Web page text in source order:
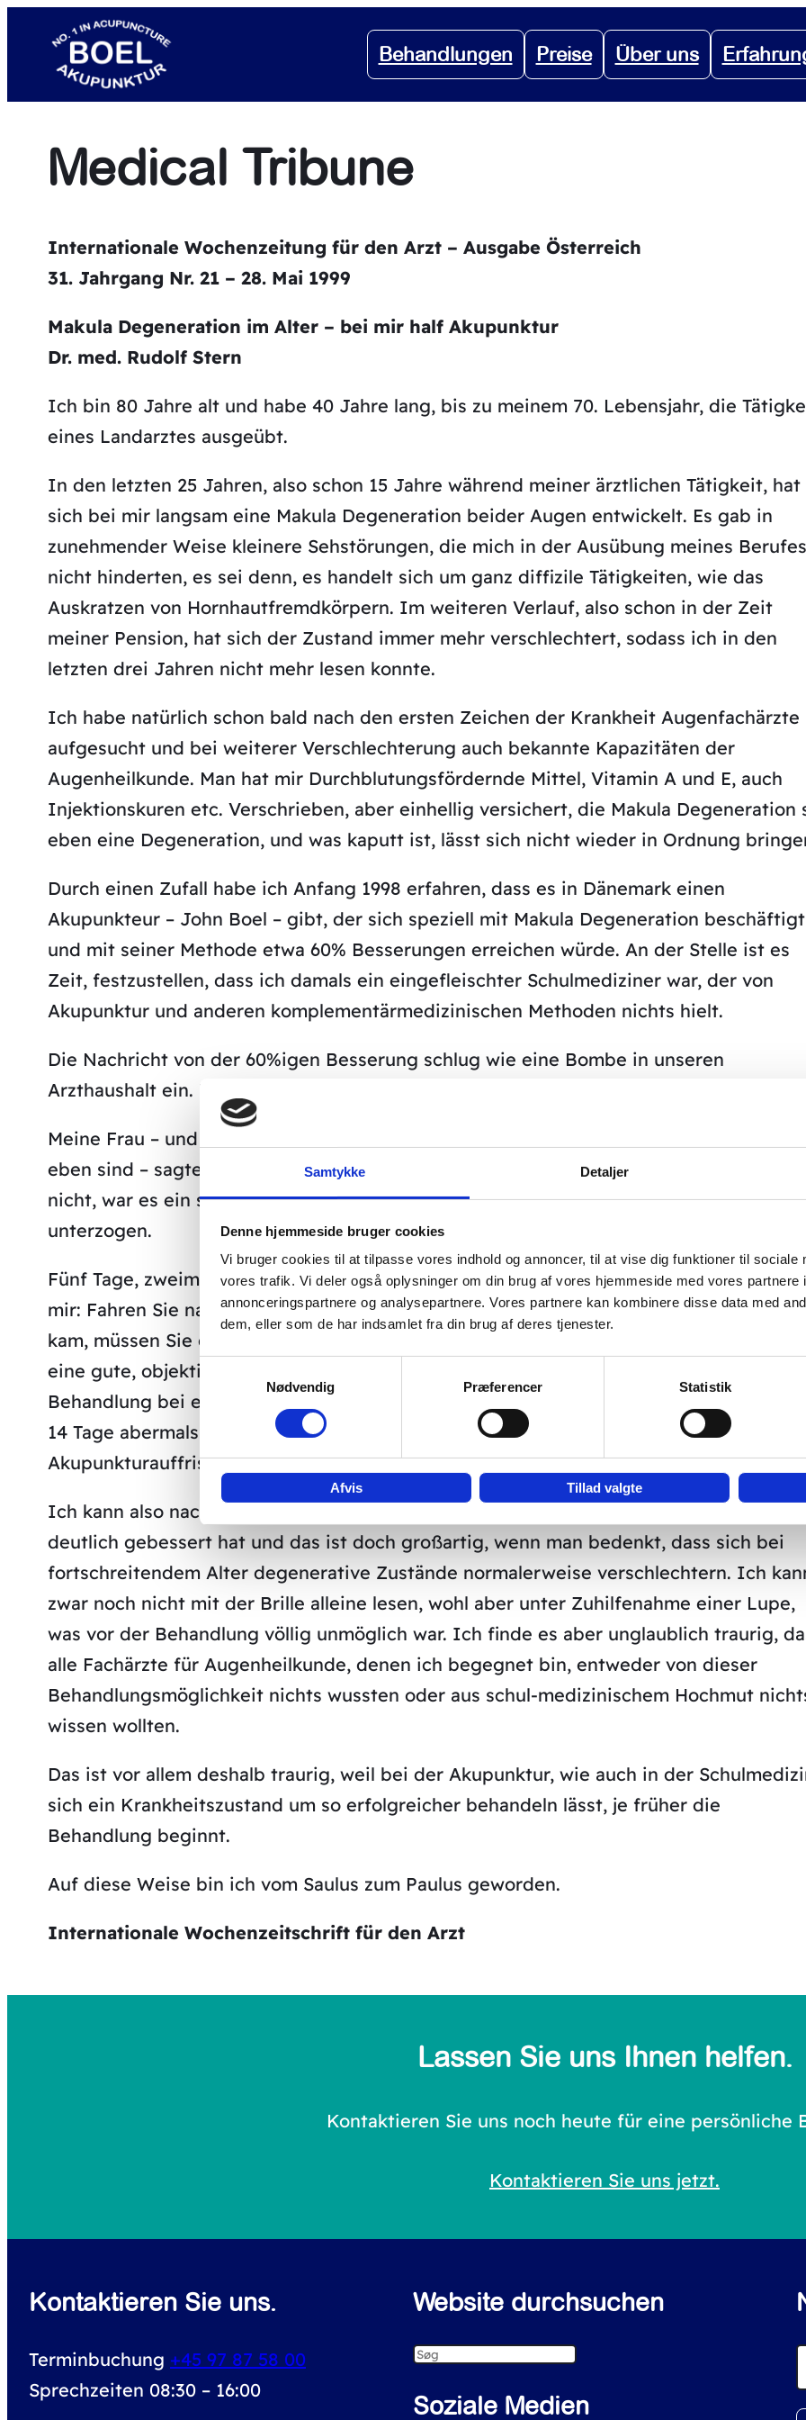
Samtykke Detaljer
Denne hjemmeside bruger cookies
Vi bruger cookies til at tilpasse vores indhold og annoncer, til at vise dig funktioner til sociale
vores trafik. Vi deler også oplysninger om din brug af vores hjemmeside med vores partnere
annonceringspartnere og analysepartnere. Vores partnere kan kombinere disse data med
dem, eller som de har indsamlet fra din brug af deres tjenester.
Samtykkevalg
Nødvendig
Præferencer Statistik
Afvis Tillad valgte
Inhalt
springen
Behandlungen Preise Über uns
Medical Tribune
Internationale Wochenzeitung für den Arzt – Ausgabe Österreich
31. Jahrgang Nr. 21 – 28. Mai 1999
Makula Degeneration im Alter – bei mir half Akupunktur
Dr. med. Rudolf Stern
Ich bin 80 Jahre alt und habe 40 Jahre lang, bis zu meinem 70. Lebensjahr, die
eines Landarztes ausgeübt.
In den letzten 25 Jahren, also schon 15 Jahre während meiner ärztlichen Tätigkeit, hat
sich bei mir langsam eine Makula Degeneration beider Augen entwickelt. Es gab in
zunehmender Weise kleinere Sehstörungen, die mich in der Ausübung meines Berufes
nicht hinderten, es sei denn, es handelt sich um ganz diffizile Tätigkeiten, wie das
Auskratzen von Hornhautfremdkörpern. Im weiteren Verlauf, also schon in der Zeit
meiner Pension, hat sich der Zustand immer mehr verschlechtert, sodass ich in den
letzten drei Jahren nicht mehr lesen konnte.
Ich habe natürlich schon bald nach den ersten Zeichen der Krankheit Augenfachärzte
aufgesucht und bei weiterer Verschlechterung auch bekannte Kapazitäten der
Augenheilkunde. Man hat mir Durchblutungsfördernde Mittel, Vitamin A und E, auch
Injektionskuren etc. Verschrieben, aber einhellig versichert, die Makula Degeneration
eben eine Degeneration, und was kaputt ist, lässt sich nicht wieder in Ordnung
Durch einen Zufall habe ich Anfang 1998 erfahren, dass es in Dänemark einen
Akupunkteur – John Boel – gibt, der sich speziell mit Makula Degeneration beschäftigt
und mit seiner Methode etwa 60% Besserungen erreichen würde. An der Stelle ist es
Zeit, festzustellen, dass ich damals ein eingefleischter Schulmediziner war, der von
Akupunktur und anderen komplementärmedizinischen Methoden nichts hielt.
Die Nachricht von der 60%igen Besserung schlug wie eine Bombe in unseren
Arzthaushalt ein. Ich versicherte meiner Frau, dass ich das für Scharlatanerie hielte.
Meine Frau – und da sieht man wieder, wie klug und uns Männern überlegen, Frauen
eben sind – sagte kurz: Fahren wir doch hin, hilft es, ist es ein großes Glück, hilft es
nicht, war es ein schöner Urlaub in Dänemark. Ich habe mich der Behandlung
unterzogen.
Fünf Tage, zweimal täglich Akupunktur im Februar 98. John Boel sagte anschließend
mir: Fahren Sie nach Hause. Wenn Sie den Eindruck haben, dass es zu einer Besserung
kam, müssen Sie die Behandlung fortsetzen. Ich konnte nach drei Wochen subjektiv
eine gute, objektiv an der Sehtafel eine kleine Besserung feststellen und habe die
Behandlung bei einem österreichischen Akupunkteur fortgesetzt. Im Mai 98 war ich für
14 Tage abermals bei John Boel. Seither gehe ich alle vier Wochen zu einer
Akupunkturauffrischung.
Ich kann also nach einem Jahr dezidiert feststellen, dass sich mein Sehvermögen
deutlich gebessert hat und das ist doch großartig, wenn man bedenkt, dass sich bei
fortschreitendem Alter degenerative Zustände normalerweise verschlechtern. Ich
zwar noch nicht mit der Brille alleine lesen, wohl aber unter Zuhilfenahme einer Lupe,
was vor der Behandlung völlig unmöglich war. Ich finde es aber unglaublich traurig,
alle Fachärzte für Augenheilkunde, denen ich begegnet bin, entweder von dieser
Behandlungsmöglichkeit nichts wussten oder aus schul-medizinischem Hochmut
wissen wollten.
Das ist vor allem deshalb traurig, weil bei der Akupunktur, wie auch in der
sich ein Krankheitszustand um so erfolgreicher behandeln lässt, je früher die
Behandlung beginnt.
Auf diese Weise bin ich vom Saulus zum Paulus geworden.
Internationale Wochenzeitschrift für den Arzt
Lassen Sie uns Ihnen helfen.
Kontaktieren Sie uns noch heute für eine persönliche
Kontaktieren Sie uns jetzt.
Kontaktieren Sie uns.
Terminbuchung +45 97 87 58 00
Sprechzeiten 08:30 – 16:00
Website durchsuchen
S
e
Soziale Medien